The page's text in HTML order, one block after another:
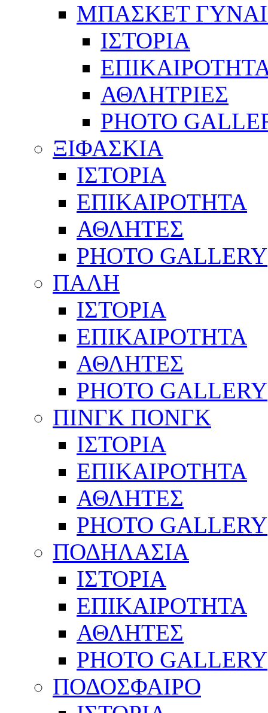
ΜΠΑΣΚΕΤ
ΙΣΤΟΡΙΑ
ΑΘΛΗΤΡΙΕΣ
PHOTO
ΞΙΦΑΣΚΙΑ
ΙΣΤΟΡΙΑ
ΕΠΙΚΑΙΡΟΤΗΤΑ
ΑΘΛΗΤΕΣ
PHOTO GALLERY
ΠΑΛΗ
ΙΣΤΟΡΙΑ
ΕΠΙΚΑΙΡΟΤΗΤΑ
ΑΘΛΗΤΕΣ
PHOTO GALLERY
ΠΙΝΓΚ ΠΟΝΓΚ
ΙΣΤΟΡΙΑ
ΕΠΙΚΑΙΡΟΤΗΤΑ
ΑΘΛΗΤΕΣ
PHOTO GALLERY
ΠΟΔΗΛΑΣΙΑ
ΙΣΤΟΡΙΑ
ΕΠΙΚΑΙΡΟΤΗΤΑ
ΑΘΛΗΤΕΣ
PHOTO GALLERY
ΠΟΔΟΣΦΑΙΡΟ